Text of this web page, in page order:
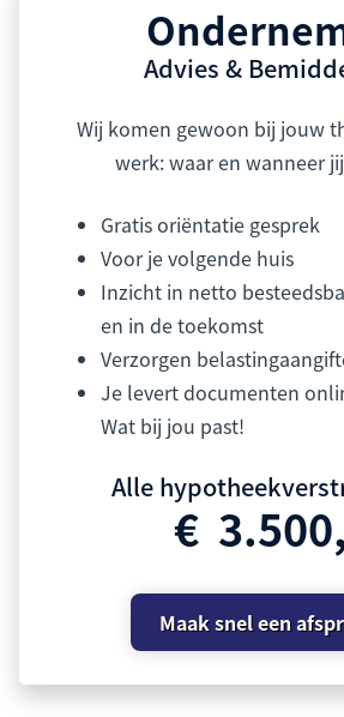
Advies &
Wij komen gewoon bij jouw
werk: waar en wanneer
Gratis oriëntatie gesprek
Voor je volgende huis
Inzicht in netto
en in de toekomst
Verzorgen
Je levert documenten
Wat bij jou past!
Alle
€
Maak snel een